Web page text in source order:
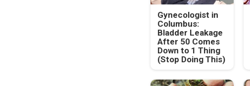
Gynecologist in
Columbus:
Bladder Leakage
After 50 Comes
Down to 1 Thing
(Stop Doing This)